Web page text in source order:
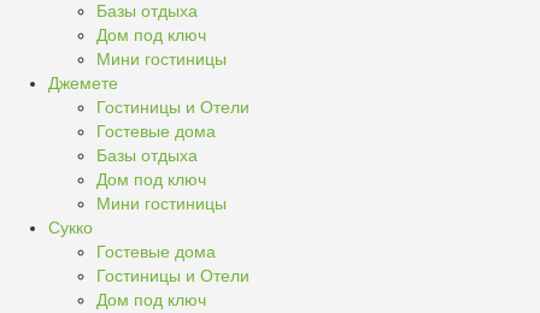
Базы отдыха
Дом под ключ
Мини гостиницы
Джемете
Гостиницы и Отели
Гостевые дома
Базы отдыха
Дом под ключ
Мини гостиницы
Сукко
Гостевые дома
Гостиницы и Отели
Дом под ключ